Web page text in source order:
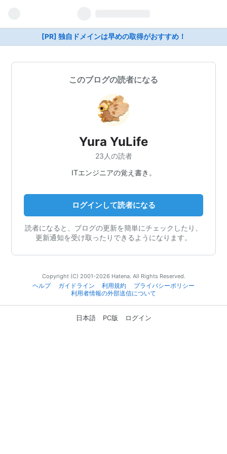
[PR] 独自ドメインは早めの取得がおすすめ！
このブログの読者になる
Yura YuLife
23人の読者
ITエンジニアの覚え書き。
ログインして読者になる
読者になると、ブログの更新を簡単にチェックしたり、
更新通知を受け取ったりできるようになります。
Copyright (C) 2001-2026 Hatena. All Rights Reserved.
ヘルプ
ガイドライン 利用規約
プライバシーポリシー
利用者情報の外部送信について
日本語 PC版 ログイン